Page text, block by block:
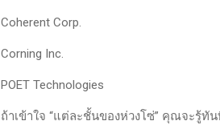
Coherent Corp.
Corning Inc.
POET Technologies
ถ้าเข้าใจ “แต่ละชั้นของห่วงโซ่” คุณจะรู้ทั